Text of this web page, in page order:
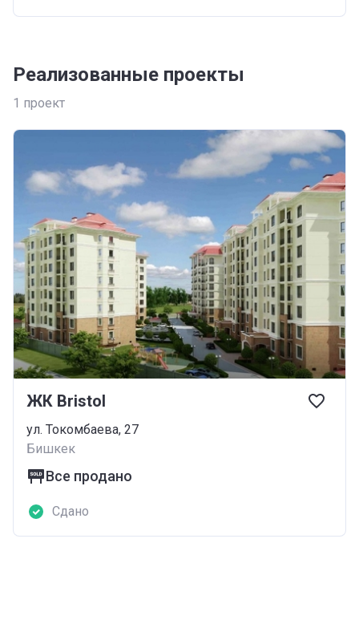
Реализованные проекты
1 проект
ЖК Bristol
ул. Токомбаева, 27
Бишкек
Все продано
Сдано